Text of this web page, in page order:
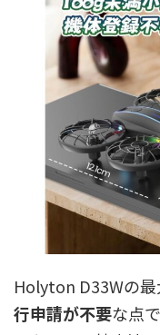
Holyton D33Wの最
行申請が不要な点